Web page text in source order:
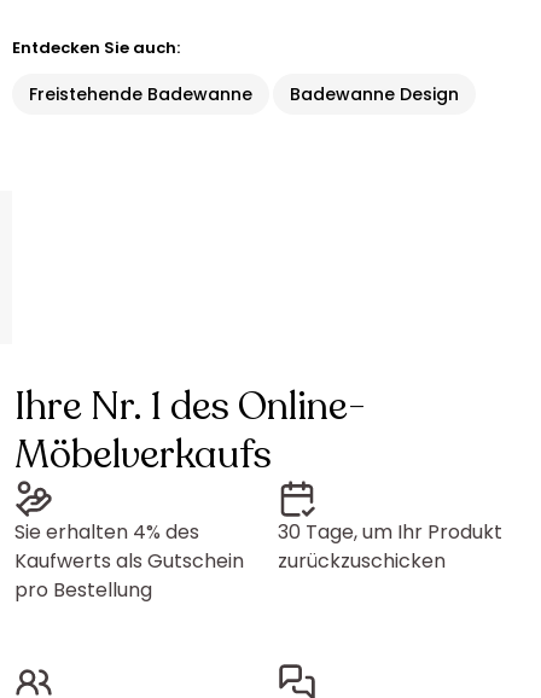
Entdecken Sie auch:
Freistehende Badewanne Badewanne Design
Ihre Nr. 1 des Online-
Möbelverkaufs
Sie erhalten 4% des
Kaufwerts als Gutschein
pro Bestellung
30 Tage, um Ihr Produkt
zurückzuschicken